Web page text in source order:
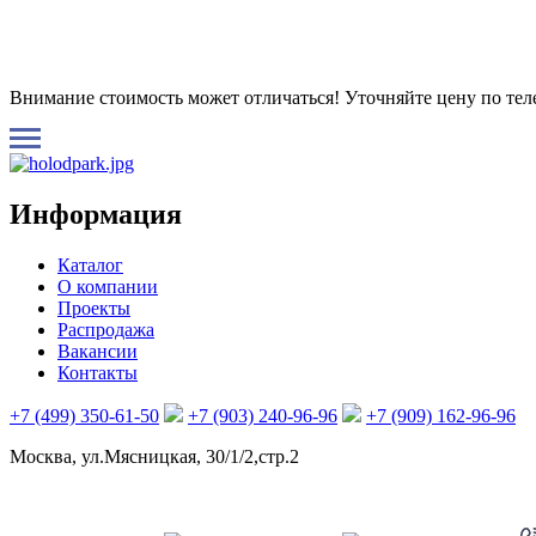
Внимание стоимость может отличаться! Уточняйте цену по
Информация
Каталог
О компании
Проекты
Распродажа
Вакансии
Контакты
+7 (499) 350-61-50 +7 (903) 240-96-96
+7 (909) 162-96-96
Москва, ул.Мясницкая, 30/1/2,стр.2